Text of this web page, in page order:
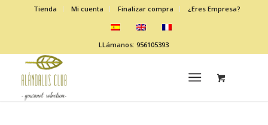
Tienda Mi cuenta Finalizar compra ¿Eres Empresa?
LLámanos: 956105393